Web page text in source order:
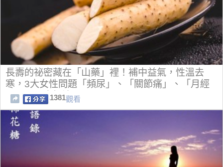
長壽的祕密藏在「山藥」裡！補中益氣，性溫去
寒，3大女性問題「頻尿」、「關節痛」、「月經
不順」一次解決！
1381觀看